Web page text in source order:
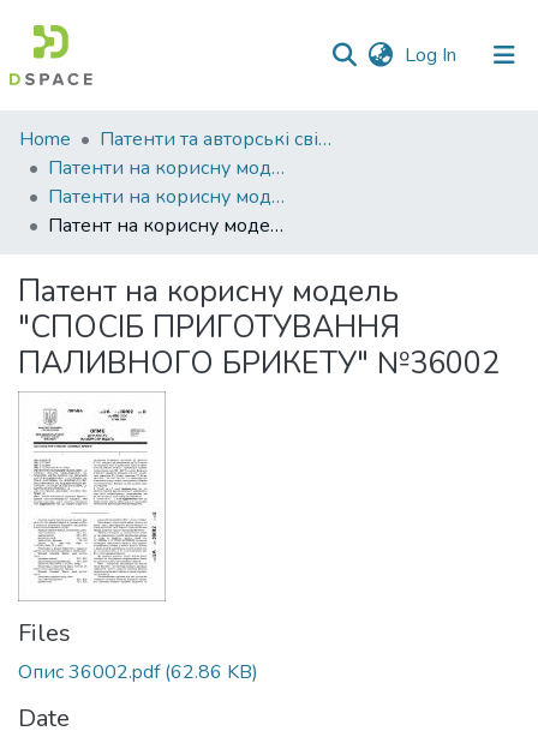
Log In (current)
Communities
&
Collections
Statistics
Home
Патенти та авторські свідоцтва
Патенти на корисну модель
Патенти на корисну модель_2008
Патент на корисну модель "СПОСІБ ПРИГОТУВАННЯ ПАЛИВНОГО БРИКЕТУ" №36002
Патент на корисну модель
"СПОСІБ ПРИГОТУВАННЯ
ПАЛИВНОГО БРИКЕТУ" №36002
Files
Опис 36002.pdf(62.86 KB)
Date